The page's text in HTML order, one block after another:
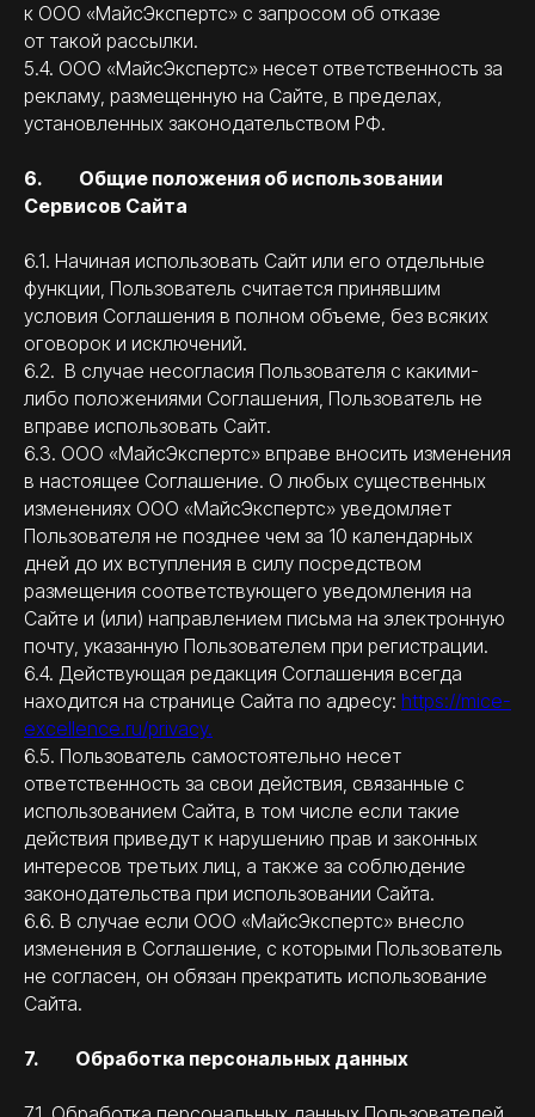
к ООО «МайсЭкспертс» с запросом об отказе
от такой рассылки.
5.4. ООО «МайсЭкспертс» несет ответственность за
рекламу, размещенную на Сайте, в пределах,
установленных законодательством РФ.
6. Общие положения об использовании
Сервисов Сайта
6.1. Начиная использовать Сайт или его отдельные
функции, Пользователь считается принявшим
условия Соглашения в полном объеме, без всяких
оговорок и исключений.
6.2. В случае несогласия Пользователя с какими-
либо положениями Соглашения, Пользователь не
вправе использовать Сайт.
6.3. ООО «МайсЭкспертс» вправе вносить изменения
в настоящее Соглашение. О любых существенных
изменениях ООО «МайсЭкспертс» уведомляет
Пользователя не позднее чем за 10 календарных
дней до их вступления в силу посредством
размещения соответствующего уведомления на
Сайте и (или) направлением письма на электронную
почту, указанную Пользователем при регистрации.
6.4. Действующая редакция Соглашения всегда
находится на странице Сайта по адресу: https://mice-
excellence.ru/privacy.
6.5. Пользователь самостоятельно несет
ответственность за свои действия, связанные с
использованием Сайта, в том числе если такие
действия приведут к нарушению прав и законных
интересов третьих лиц, а также за соблюдение
законодательства при использовании Сайта.
6.6. В случае если ООО «МайсЭкспертс» внесло
изменения в Соглашение, с которыми Пользователь
не согласен, он обязан прекратить использование
Сайта.
7. Обработка персональных данных